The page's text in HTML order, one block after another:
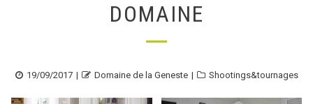
DOMAINE
Posted
19/09/2017 Author
Domaine de la Geneste Categories
Shootings&tournages